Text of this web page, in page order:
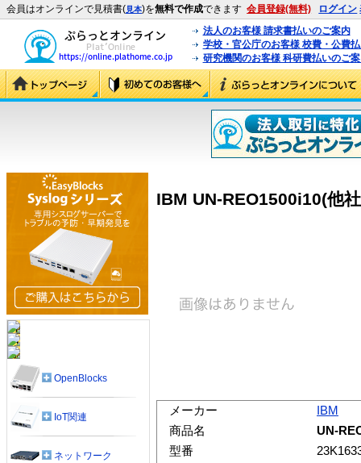
会員はオンラインで見積書(見本)を無料で作成できます 会員登録(無料) ログイン
法人のお客様 請求書払いのご案内
学校・官公庁のお客様 校費・公費
研究機関のお客様 科研費払いのご
IBM UN-REO1500i10(他
メーカー
IBM
商品名
UN-
型番
OpenBlocks
IoT関連
ネットワーク